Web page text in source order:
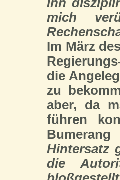
mich
Im März
die
zu
aber, da
führen
Hintersatz
die